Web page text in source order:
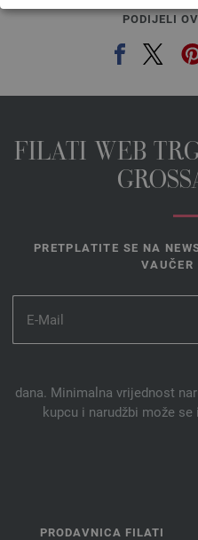
PODIJELI
FILATI WEB
PRETPLATITE SE NA
dana. Minimalna vrijednost
kupcu i narudžbi može
PRODAVNICA FILATI